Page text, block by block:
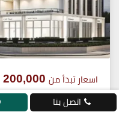
اسعار تبدأ من 200,000
8 سنوات تقسيط اتصل بنا